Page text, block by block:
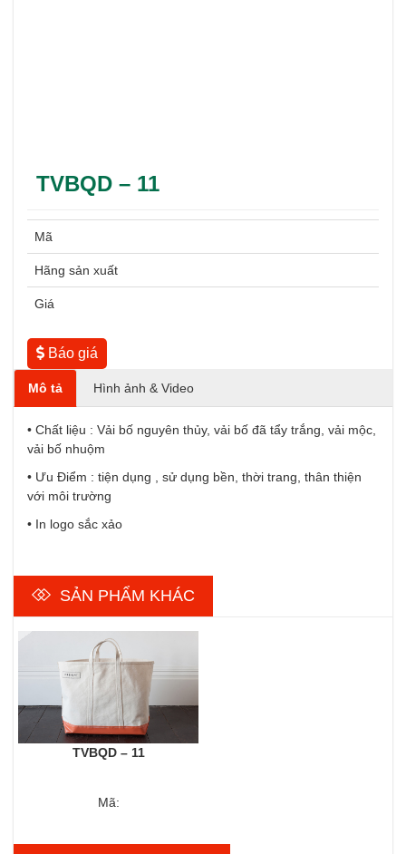
TVBQD – 11
Mã
Hãng sản xuất
Giá
Báo giá
Mô tả Hình ảnh & Video
• Chất liệu : Vải bố nguyên thủy, vải bố đã tẩy trắng, vải mộc,
vải bố nhuộm
• Ưu Điểm : tiện dụng , sử dụng bền, thời trang, thân thiện
với môi trường
• In logo sắc xảo
SẢN PHẨM KHÁC
TVBQD – 11
Mã: